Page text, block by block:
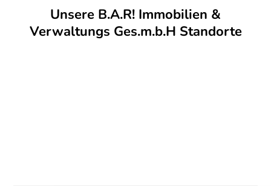
Unsere B.A.R! Immobilien &
Verwaltungs Ges.m.b.H Standorte